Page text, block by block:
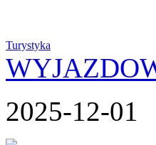
Turystyka
2025-12-01